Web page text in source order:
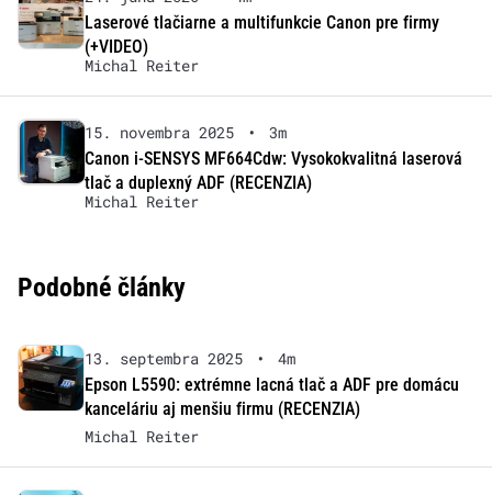
Laserové tlačiarne a multifunkcie Canon pre firmy
(+VIDEO)
Michal Reiter
15. novembra 2025 •
3m
Canon i-SENSYS MF664Cdw: Vysokokvalitná laserová
tlač a duplexný ADF (RECENZIA)
Michal Reiter
Podobné články
13. septembra 2025 •
4m
Epson L5590: extrémne lacná tlač a ADF pre domácu
kanceláriu aj menšiu firmu (RECENZIA)
Michal Reiter